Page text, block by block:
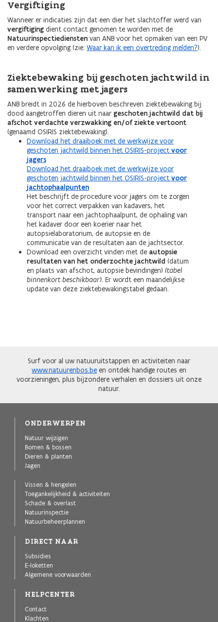
Vergiftiging
Wanneer er indicaties zijn dat een dier het slachtoffer werd van
vergiftiging dient contact genomen te worden met de
Natuurinspectiediensten van ANB voor het opmaken van een PV
en verdere opvolging (zie: Waar kan ik een overtreding melden?).
Ziektebewaking bij geschoten jachtwild in
samenwerking met jagers
ANB breidt in 2026 de hierboven beschreven ziektebewaking bij
dood aangetroffen dieren uit naar geschoten jachtwild dat bij
afschot verdachte verzwakking en/of ziekte vertoont
(genaamd OSIRIS ziektebewaking).
Download het draaiboek met de werkwijze voor
geschoten jachtwild binnen het OSIRIS-project voor
jagers
Download het draaiboek met de werkwijze voor
geschoten jachtwild binnen het OSIRIS-project voor
jachtophaalpunten
Het beschrijft de procedure voor jagers om te zorgen
voor het correct verpakken van kadavers, het
transport naar een jachtophaalpunt, de ophaling van
het kadaver door een koerier naar het
autopsielaboratorium, de autopsie en de
communicatie van de resultaten aan de jachtsector.
Download een overzicht vinden met de autopsie
resultaten van het onderzochte jachtwild (datum
en plaats van afschot, autopsie bevindingen) (tabel
binnenkort beschikbaar). Er wordt een maandelijkse
update van deze ziektebewakingstabel gedaan.
Surf voor al uw natuuruitstappen en activiteiten naar
www.natuurenbos.be en ontdek handige routes en
voorzieningen, plus bijzondere verhalen en dossiers uit onze
natuur.
ONDERWERPEN
Natuur wijzigen
Bomen & bossen
Dieren & planten
Jagen
Vissen & hengelen
Toegankelijkheid & activiteiten
Schade & overlast
Natuurinspectie
Natuurbeheerplannen
DIRECT NAAR
Subsidies
E-loketten
Algemene voorwaarden
HELPCENTER
Contact
Klachten